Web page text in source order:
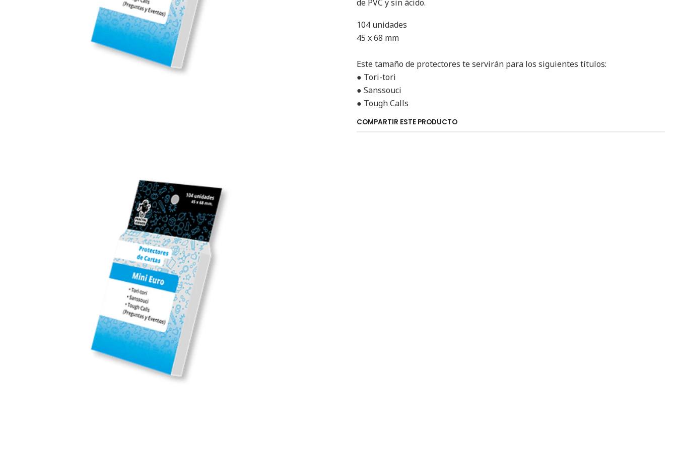
de PVC y sin ácido.
104 unidades
45 x 68 mm
Este tamaño de protectores te servirán para los siguientes títulos:
● Tori-tori
● Sanssouci
● Tough Calls
COMPARTIR ESTE PRODUCTO